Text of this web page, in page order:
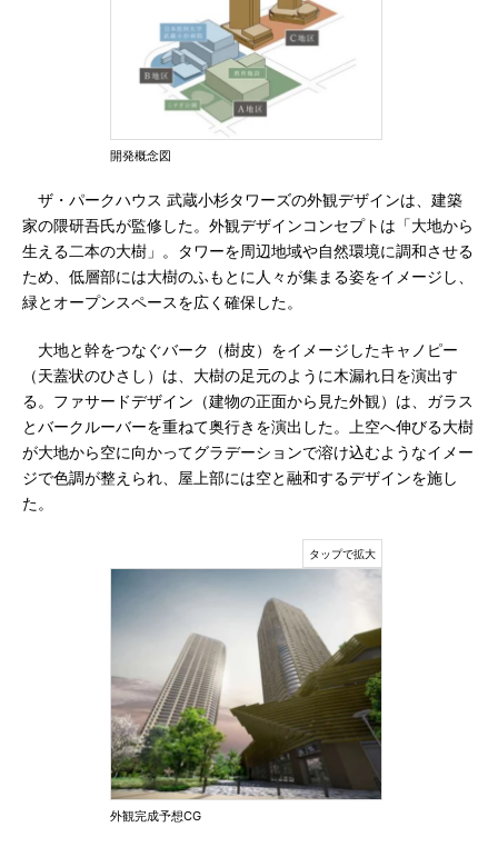
開発概念図
ザ・パークハウス 武蔵小杉タワーズの外観デザインは、建築
家の隈研吾氏が監修した。外観デザインコンセプトは「大地から
生える二本の大樹」。タワーを周辺地域や自然環境に調和させる
ため、低層部には大樹のふもとに人々が集まる姿をイメージし、
緑とオープンスペースを広く確保した。
大地と幹をつなぐバーク（樹皮）をイメージしたキャノピー
（天蓋状のひさし）は、大樹の足元のように木漏れ日を演出す
る。ファサードデザイン（建物の正面から見た外観）は、ガラス
とバークルーバーを重ねて奥行きを演出した。上空へ伸びる大樹
が大地から空に向かってグラデーションで溶け込むようなイメー
ジで色調が整えられ、屋上部には空と融和するデザインを施し
た。
外観完成予想CG